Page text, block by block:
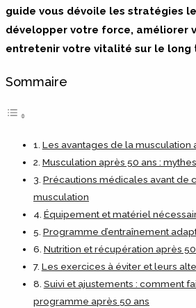
guide vous dévoile les stratégies
développer votre force, améliorer
entretenir votre vitalité sur le long
Sommaire
Les avantages de la musculation
Musculation après 50 ans :
Précautions médicales avant de
musculation
Équipement et matériel
Programme d’entraînement
Nutrition et récupération après
Les exercices à éviter et leurs
Suivi et ajustements : comment
programme après 50 ans